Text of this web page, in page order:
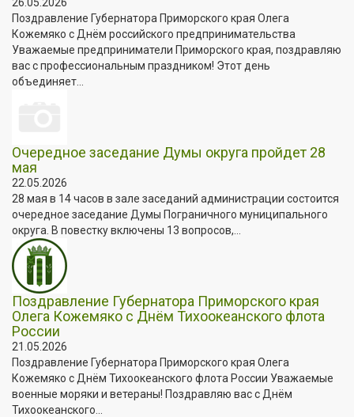
Поздравление Губернатора Приморского края Олега
Кожемяко с Днём российского предпринимательства
Уважаемые предприниматели Приморского края, поздравляю
вас с профессиональным праздником! Этот день
объединяет...
Очередное заседание Думы округа пройдет 28
мая
22.05.2026
28 мая в 14 часов в зале заседаний администрации состоится
очередное заседание Думы Пограничного муниципального
округа. В повестку включены 13 вопросов,...
Поздравление Губернатора Приморского края
Олега Кожемяко с Днём Тихоокеанского флота
России
21.05.2026
Поздравление Губернатора Приморского края Олега
Кожемяко с Днём Тихоокеанского флота России Уважаемые
военные моряки и ветераны! Поздравляю вас с Днём
Тихоокеанского...